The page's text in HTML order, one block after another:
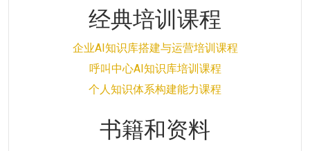
经典培训课程
企业AI知识库搭建与运营培训课程
呼叫中心AI知识库培训课程
个人知识体系构建能力课程
书籍和资料